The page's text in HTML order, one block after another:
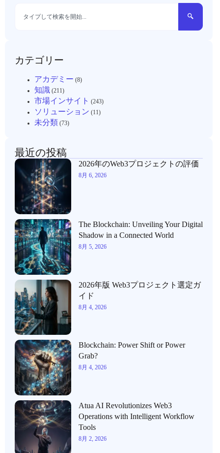
カテゴリー
アカデミー (8)
知識 (211)
市場インサイト (243)
ソリューション (11)
未分類 (73)
最近の投稿
2026年のWeb3プロジェクトの評価
8月 6, 2026
The Blockchain: Unveiling Your Digital
Shadow in a Connected World
8月 5, 2026
2026年版 Web3プロジェクト選定ガ
イド
8月 4, 2026
Blockchain: Power Shift or Power
Grab?
8月 4, 2026
Atua AI Revolutionizes Web3
Operations with Intelligent Workflow
Tools
8月 2, 2026